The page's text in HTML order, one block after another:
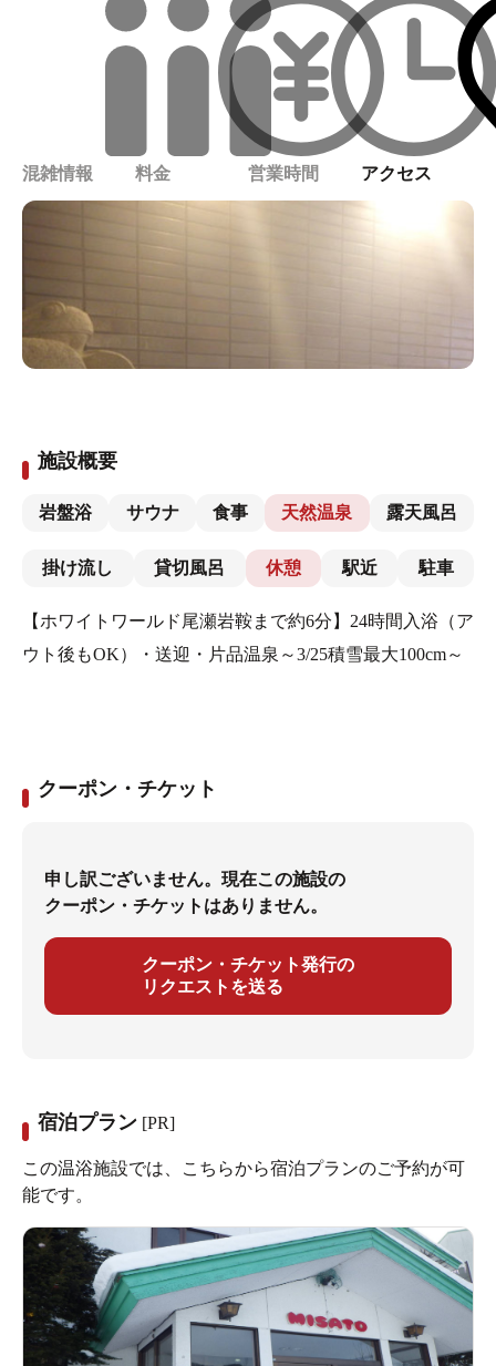
混雑情報 料金 営業時間 アクセス
施設概要
岩盤浴 サウナ 食事 天然温泉 露天風呂
掛け流し 貸切風呂 休憩 駅近 駐車
【ホワイトワールド尾瀬岩鞍まで約6分】24時間入浴（ア
ウト後もOK）・送迎・片品温泉～3/25積雪最大100cm～
クーポン・チケット
申し訳ございません。現在この施設の
クーポン・チケットはありません。
クーポン・チケット発行の
リクエストを送る
宿泊プラン [PR]
この温浴施設では、こちらから宿泊プランのご予約が可
能です。